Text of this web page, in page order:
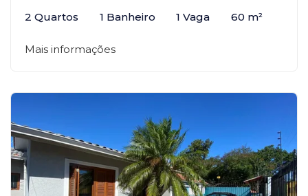
2 Quartos 1 Banheiro 1 Vaga 60 m²
Mais informações